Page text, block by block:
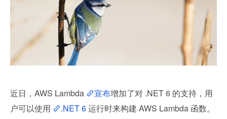
近日，AWS Lambda 宣布增加了对 .NET 6 的支持，用
户可以使用
.NET 6 运行时来构建 AWS Lambda 函数。